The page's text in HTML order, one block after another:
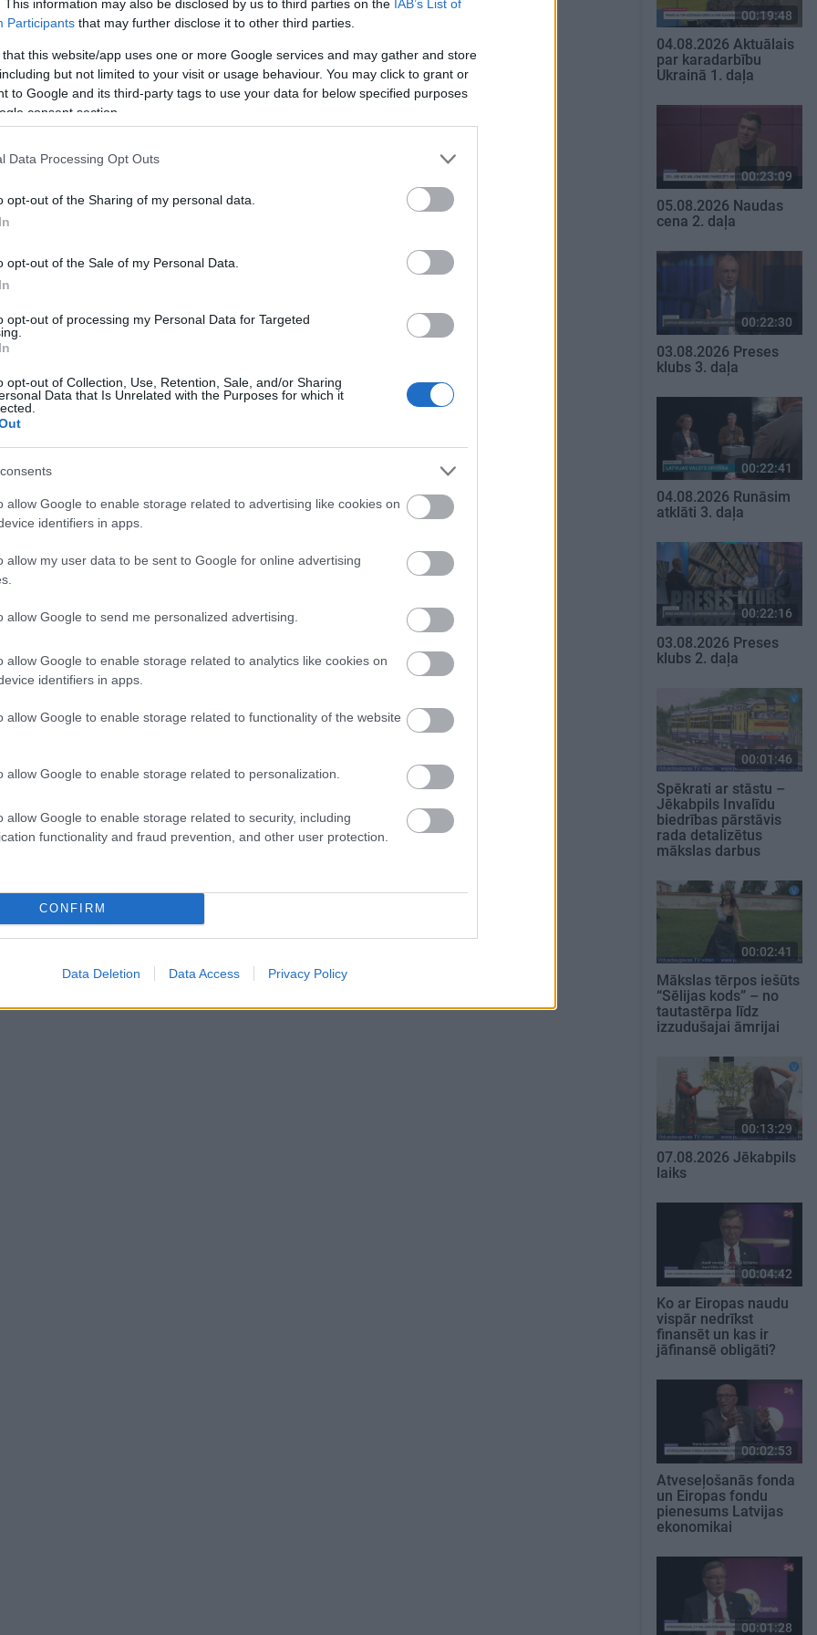
This information may also be disclosed by us to third parties on the IAB’s List of
Participants that may further disclose it to other third parties.
that this website/app uses one or more Google services and may gather and store
but not limited to your visit or usage behaviour. You may click to grant or
to Google and its third-party tags to use your data for below specified purposes
consent section.
Data Processing Opt Outs
opt-out of the Sharing of my personal data.
opt-out of the Sale of my Personal Data.
opt-out of processing my Personal Data for Targeted
opt-out of Collection, Use, Retention, Sale, and/or Sharing
Data that Is Unrelated with the Purposes for which it
allow Google to enable storage related to advertising like cookies on
identifiers in apps.
allow my user data to be sent to Google for online advertising
allow Google to send me personalized advertising.
allow Google to enable storage related to analytics like cookies on
identifiers in apps.
allow Google to enable storage related to functionality of the website
allow Google to enable storage related to personalization.
allow Google to enable storage related to security, including
functionality and fraud prevention, and other user protection.
CONFIRM
Data Deletion Data Access Privacy Policy
00:19:48
04.08.2026 Aktuālais
par karadarbību
Ukrainā 1. daļa
00:23:09
05.08.2026 Naudas
cena 2. daļa
00:22:30
03.08.2026 Preses
klubs 3. daļa
00:22:41
04.08.2026 Runāsim
atklāti 3. daļa
00:22:16
03.08.2026 Preses
klubs 2. daļa
00:01:46
Spēkrati ar stāstu –
Jēkabpils Invalīdu
biedrības pārstāvis
rada detalizētus
mākslas darbus
00:02:41
Mākslas tērpos iešūts
“Sēlijas kods” – no
tautastērpa līdz
izzudušajai āmrijai
00:13:29
07.08.2026 Jēkabpils
laiks
00:04:42
Ko ar Eiropas naudu
vispār nedrīkst
finansēt un kas ir
jāfinansē obligāti?
00:02:53
Atveseļošanās fonda
un Eiropas fondu
pienesums Latvijas
ekonomikai
00:01:28